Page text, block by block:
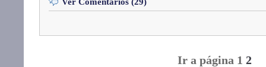
Ir a página 1 2